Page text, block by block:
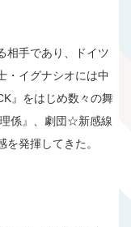
相手であり、ドイツ
・イグナシオには中
』をはじめ数々の舞
係』、劇団☆新感線
を発揮してきた。